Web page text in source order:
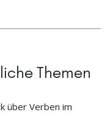
Themen
über Verben im